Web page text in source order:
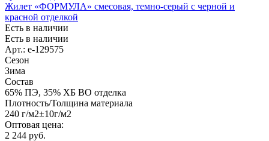
Жилет «ФОРМУЛА» смесовая, темно-серый с черной и
красной отделкой
Есть в наличии
Есть в наличии
Арт.: e-129575
Сезон
Зима
Состав
65% ПЭ, 35% ХБ ВО отделка
Плотность/Толщина материала
240 г/м2±10г/м2
Оптовая цена:
2 244 руб.